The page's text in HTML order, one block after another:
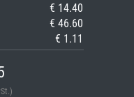
€ 14.40
€ 46.60
€ 1.11